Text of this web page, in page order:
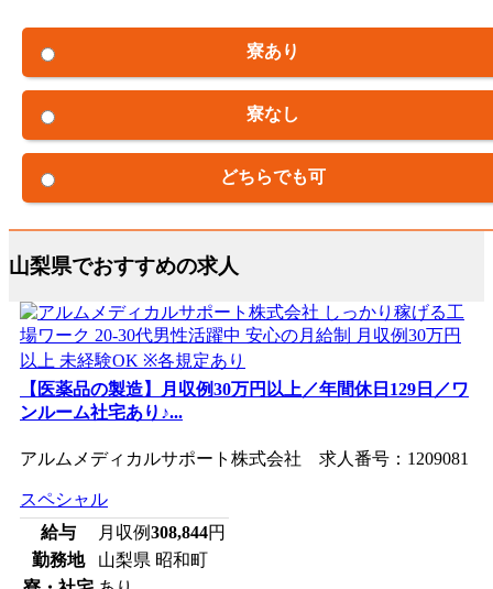
寮あり
寮なし
どちらでも可
山梨県でおすすめの求人
【医薬品の製造】月収例30万円以上／年間休日129日／ワ
ンルーム社宅あり♪...
アルムメディカルサポート株式会社 求人番号：1209081
スペシャル
給与
月収例308,844円
勤務地
山梨県 昭和町